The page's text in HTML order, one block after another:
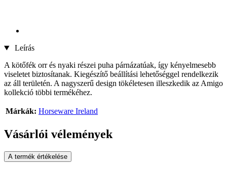
Leírás
A kötőfék orr és nyaki részei puha párnázatúak, így kényelmesebb
viseletet biztosítanak. Kiegészítő beállítási lehetőséggel rendelkezik
az áll területén. A nagyszerű design tökéletesen illeszkedik az Amigo
kollekció többi termékéhez.
Márkák: Horseware Ireland
Vásárlói vélemények
A termék értékelése